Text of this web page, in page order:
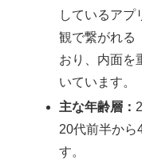
しているアプ
観で繋がれる
おり、内面を
いています。
主な年齢層：
20代前半から
す。